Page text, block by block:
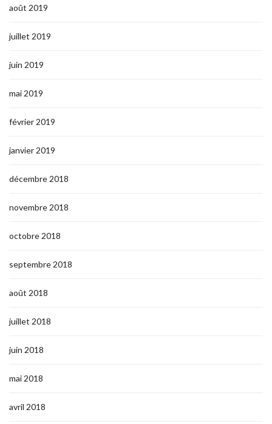
août 2019
juillet 2019
juin 2019
mai 2019
février 2019
janvier 2019
décembre 2018
novembre 2018
octobre 2018
septembre 2018
août 2018
juillet 2018
juin 2018
mai 2018
avril 2018